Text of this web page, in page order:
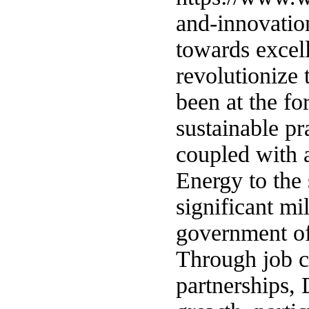
and-
towards
revolutionize
been at the
sustainable
coupled with
Energy to
significant
government
Through job
partnerships,